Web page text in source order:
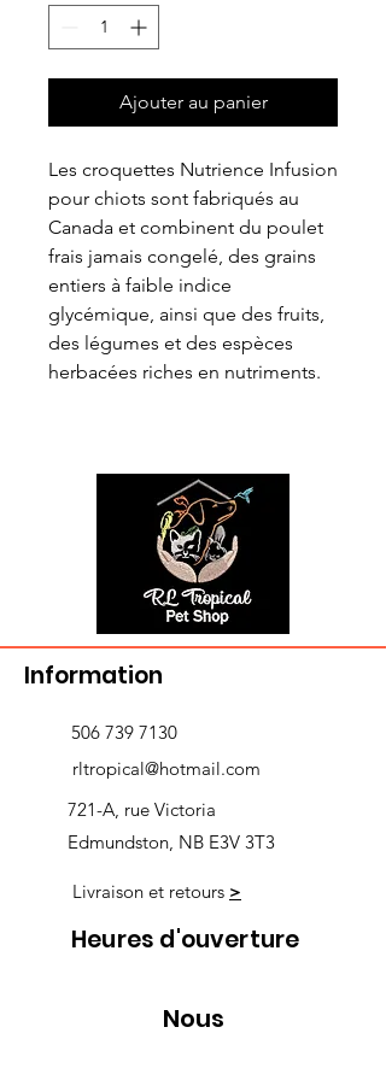
Ajouter au panier
Les croquettes Nutrience Infusion
pour chiots sont fabriqués au
Canada et combinent du poulet
frais jamais congelé, des grains
entiers à faible indice
glycémique, ainsi que des fruits,
des légumes et des espèces
herbacées riches en nutriments.
Information
506 739 7130
rltropical@hotmail.com
721-A, rue Victoria
Edmundston, NB E3V 3T3
Livraison et retours >
Heures d'ouverture
Nous